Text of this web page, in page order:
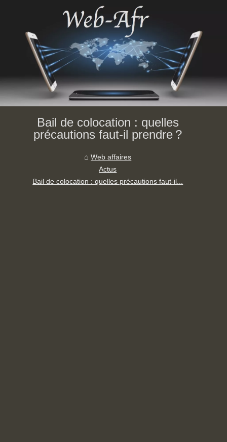
Bail de colocation : quelles
précautions faut-il prendre ?
Web affaires
Actus
Bail de colocation : quelles précautions faut-il...